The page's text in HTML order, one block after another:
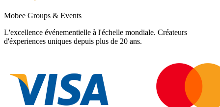
Mobee Groups & Events
L'excellence événementielle à l'échelle mondiale. Créateurs
d'éxperiences uniques depuis plus de 20 ans.